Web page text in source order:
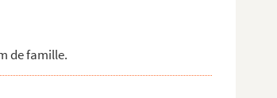
de famille.